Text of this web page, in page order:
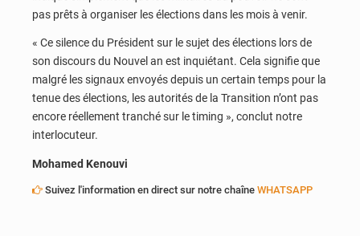
pas prêts à organiser les élections dans les mois à venir.
« Ce silence du Président sur le sujet des élections lors de
son discours du Nouvel an est inquiétant. Cela signifie que
malgré les signaux envoyés depuis un certain temps pour la
tenue des élections, les autorités de la Transition n’ont pas
encore réellement tranché sur le timing », conclut notre
interlocuteur.
Mohamed Kenouvi
Suivez l'information en direct sur notre chaîne WHATSAPP